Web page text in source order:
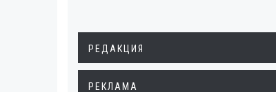
РЕДАКЦИЯ
РЕКЛАМА